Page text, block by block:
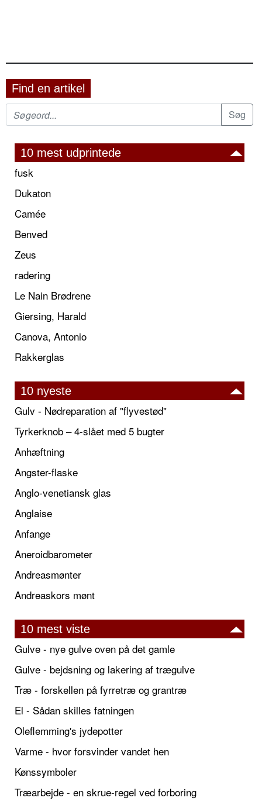
Find en artikel
10 mest udprintede
fusk
Dukaton
Camée
Benved
Zeus
radering
Le Nain Brødrene
Giersing, Harald
Canova, Antonio
Rakkerglas
10 nyeste
Gulv - Nødreparation af "flyvestød"
Tyrkerknob – 4-slået med 5 bugter
Anhæftning
Angster-flaske
Anglo-venetiansk glas
Anglaise
Anfange
Aneroidbarometer
Andreasmønter
Andreaskors mønt
10 mest viste
Gulve - nye gulve oven på det gamle
Gulve - bejdsning og lakering af trægulve
Træ - forskellen på fyrretræ og grantræ
El - Sådan skilles fatningen
Oleflemming's jydepotter
Varme - hvor forsvinder vandet hen
Kønssymboler
Træarbejde - en skrue-regel ved forboring